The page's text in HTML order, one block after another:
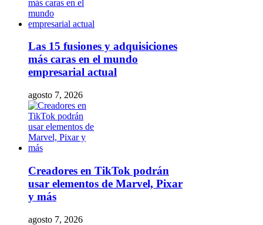
Las 15 fusiones y adquisiciones
más caras en el mundo
empresarial actual
agosto 7, 2026
Creadores en TikTok podrán
usar elementos de Marvel, Pixar
y más
agosto 7, 2026